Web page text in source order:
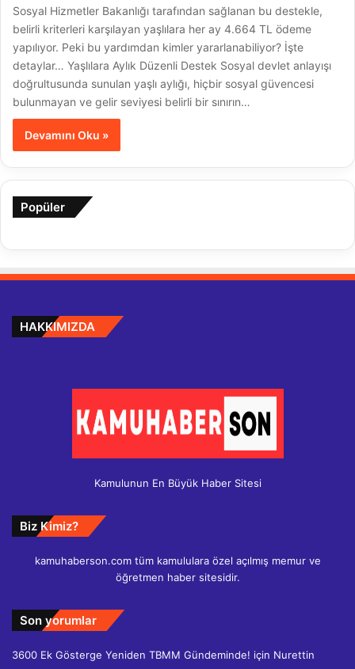
Sosyal Hizmetler Bakanlığı tarafından sağlanan bu destekle,
belirli kriterleri karşılayan yaşlılara her ay 4.664 TL ödeme
yapılıyor. Peki bu yardımdan kimler yararlanabiliyor? İşte
detaylar… Yaşlılara Aylık Düzenli Destek Sosyal devlet anlayışı
doğrultusunda sunulan yaşlı aylığı, hiçbir sosyal güvencesi
bulunmayan ve gelir seviyesi belirli bir sınırın…
Devamını Oku »
Popüler
HAKKIMIZDA
Kamulunun En Büyük Haber Sitesi
Biz Kimiz?
kamuhaberson.com tüm kamululara özel açılmış memur ve
öğretmen haber sitesidir.
Son yorumlar
3600 Ek Gösterge Yeniden TBMM Gündeminde! için Nurettin